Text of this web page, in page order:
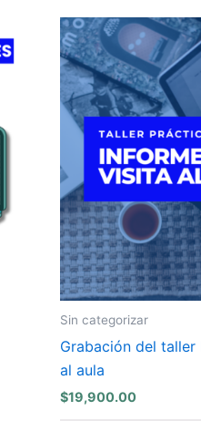
Sin categorizar
Grabación del
al aula
$19,900.00